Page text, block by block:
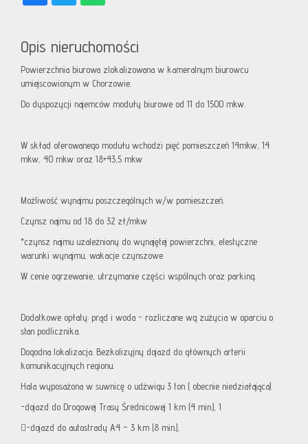
Opis nieruchomości
Powierzchnia biurowa zlokalizowana w kameralnym biurowcu
umiejscowionym w Chorzowie.
Do dyspozycji najemców moduły biurowe od 11 do 1500 mkw.
W skład oferowanego modułu wchodzi pięć pomieszczeń 14mkw, 14
mkw, 40 mkw oraz 18+43,5 mkw
Możliwość wynajmu poszczególnych w/w pomieszczeń.
Czynsz najmu od 18 do 32 zł/mkw
*czynsz najmu uzależniony do wynajętej powierzchni, elestyczne
warunki wynajmu, wakacje czynszowe
W cenie ogrzewanie, utrzymanie części wspólnych oraz parking.
Dodatkowe opłaty: prąd i woda - rozliczane wg zużycia w oparciu o
stan podlicznika.
Dogodna lokalizacja. Bezkolizyjny dojazd do głównych arterii
komunikacyjnych regionu.
Hala wyposażona w suwnicę o udżwigu 3 ton ( obecnie niedziałająca)
-dojazd do Drogowej Trasy Średnicowej 1 km (4 min.), 1
-dojazd do autostrady A4 – 3 km (8 min.),